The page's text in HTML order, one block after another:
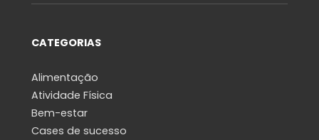
CATEGORIAS
Alimentação
Atividade Física
Bem-estar
Cases de sucesso